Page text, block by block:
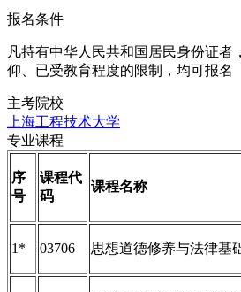
报名条件
凡持有中华人民共和国居民身份证者
仰、已受教育程度的限制，均可报名
主考院校
上海工程技术大学
专业课程
序
号
课程代
码
课程名称
1* 03706 思想道德修养与法律基